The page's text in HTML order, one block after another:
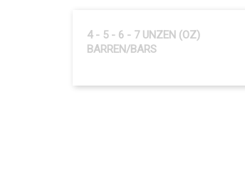
4 - 5 - 6 - 7 UNZEN (OZ)
BARREN/BARS